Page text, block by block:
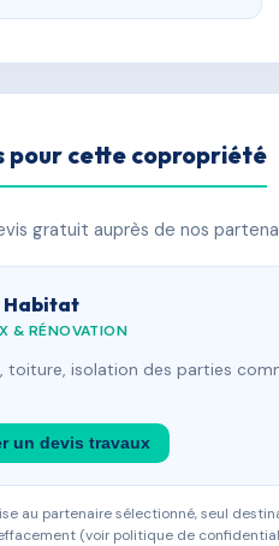
pour cette copropriété
gratuit auprès de nos
Habitat
& RÉNOVATION
toiture, isolation des parties
un devis travaux
au partenaire sélectionné, seul
(voir politique de